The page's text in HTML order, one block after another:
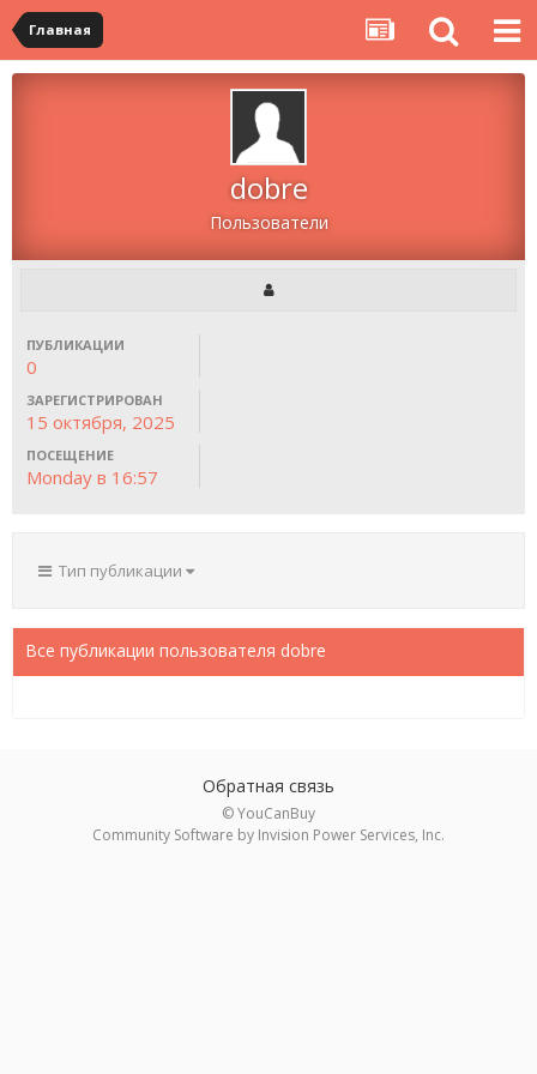
Главная
dobre
Пользователи
ПУБЛИКАЦИИ
0
ЗАРЕГИСТРИРОВАН
15 октября, 2025
ПОСЕЩЕНИЕ
Monday в 16:57
Тип публикации
Все публикации пользователя dobre
Обратная связь
© YouCanBuy
Community Software by Invision Power Services, Inc.